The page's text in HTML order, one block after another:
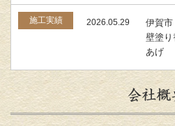
施工実績 2026.05.29
伊賀
壁塗
あげ
会社概